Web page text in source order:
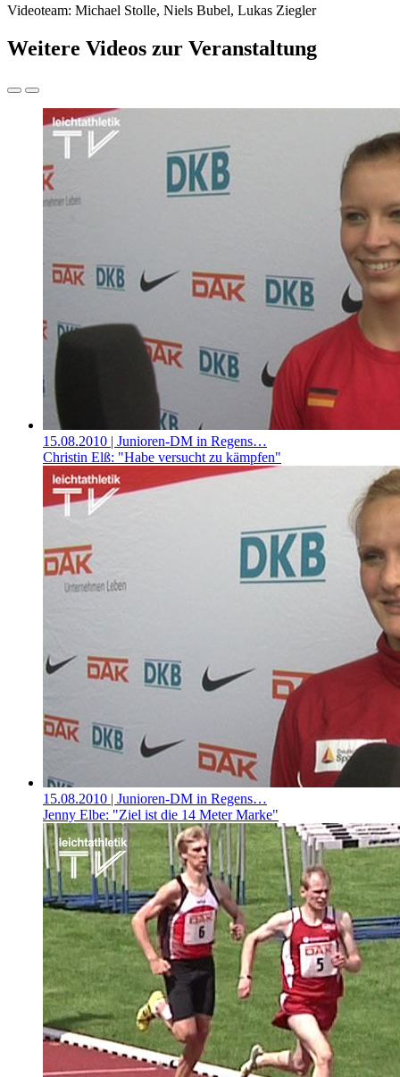
Videoteam: Michael Stolle, Niels Bubel, Lukas Ziegler
Weitere Videos zur Veranstaltung
15.08.2010 | Junioren-DM in Regens…
Christin Elß: "Habe versucht zu kämpfen"
15.08.2010 | Junioren-DM in Regens…
Jenny Elbe: "Ziel ist die 14 Meter Marke"